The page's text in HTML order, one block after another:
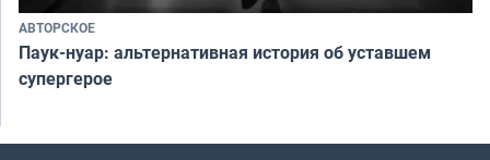
АВТОРСКОЕ
Паук-нуар: альтернативная история об уставшем
супергерое